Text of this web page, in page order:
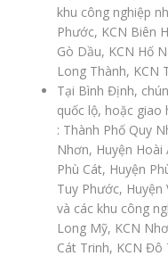
khu công nghiệp
Phước, KCN Biên
Gò Dầu, KCN Hố
Long Thành, KCN
Tại Bình Định,
quốc lộ, hoặc giao
: Thành Phố Quy
Nhơn, Huyện Hoài
Phù Cát, Huyện
Tuy Phước, Huyện
và các khu công
Long Mỹ, KCN
Cát Trinh, KCN Đô